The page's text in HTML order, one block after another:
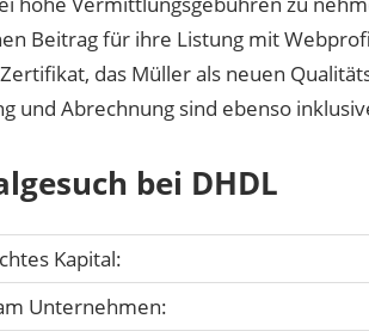
Beitrag für ihre Listung mit
das Müller als neuen
und Abrechnung sind ebenso
bei DHDL
Kapital:
Unternehmen: